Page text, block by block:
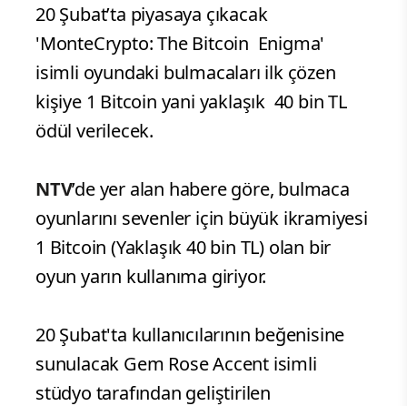
20 Şubat’ta piyasaya çıkacak
'MonteCrypto: The Bitcoin Enigma'
isimli oyundaki bulmacaları ilk çözen
kişiye 1 Bitcoin yani yaklaşık 40 bin TL
ödül verilecek.
NTV’de yer alan habere göre, bulmaca
oyunlarını sevenler için büyük ikramiyesi
1 Bitcoin (Yaklaşık 40 bin TL) olan bir
oyun yarın kullanıma giriyor.
20 Şubat'ta kullanıcılarının beğenisine
sunulacak Gem Rose Accent isimli
stüdyo tarafından geliştirilen